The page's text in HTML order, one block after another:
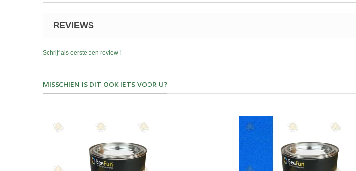
REVIEWS
Schrijf als eerste een review !
MISSCHIEN IS DIT OOK IETS VOOR U?